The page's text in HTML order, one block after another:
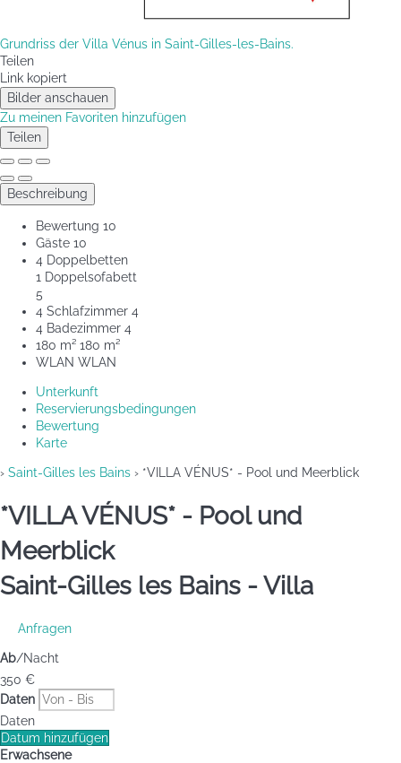
Grundriss der Villa Vénus in Saint-Gilles-les-Bains.
Teilen
Link kopiert
Bilder anschauen
Zu meinen Favoriten hinzufügen
Teilen
Beschreibung
Bewertung 10
Gäste 10
4 Doppelbetten
1 Doppelsofabett
5
4 Schlafzimmer 4
4 Badezimmer 4
180 m² 180 m²
WLAN WLAN
Unterkunft
Reservierungsbedingungen
Bewertung
Karte
› Saint-Gilles les Bains › *VILLA VÉNUS* - Pool und Meerblick
*VILLA VÉNUS* - Pool und
Meerblick
Saint-Gilles les Bains -Villa
Anfragen
Ab/Nacht
350 €
Daten
Daten
Datum hinzufügen
Erwachsene